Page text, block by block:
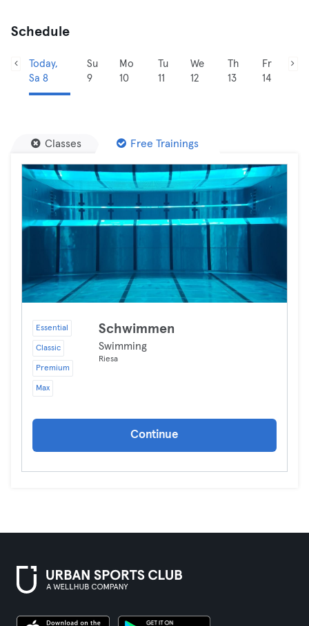
Schedule
Today,
Sa 8
Su
9
Mo
10
Tu
11
We
12
Th
13
Fr
14
Classes Free Trainings
Essential
Classic
Premium
Max
Schwimmen
Swimming
Riesa
Continue